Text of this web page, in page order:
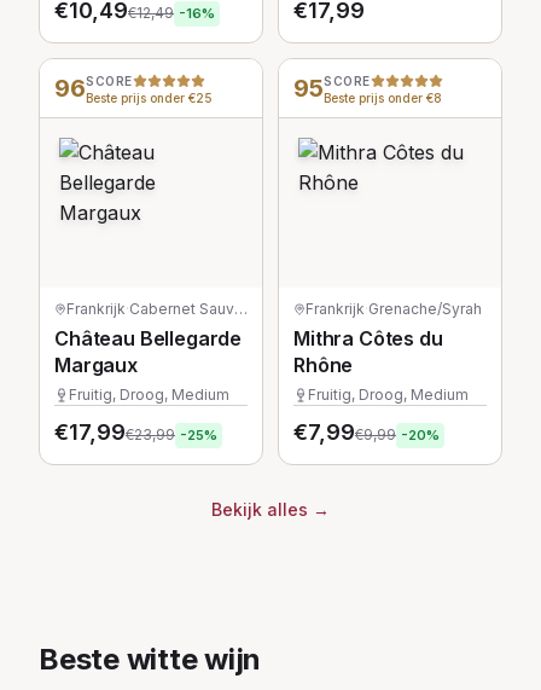
€10,49€12,49 -16% €17,99
96SCORE
Beste prijs onder €25
Frankrijk· Cabernet Sauvignon/Merlot/Petit Verdot
Château Bellegarde
Margaux
Fruitig, Droog, Medium
€17,99€23,99 -25%
95SCORE
Beste prijs onder €8
Frankrijk·Grenache/Syrah
Mithra Côtes du
Rhône
Fruitig, Droog, Medium
€7,99€9,99 -20%
Bekijk alles →
Beste witte wijn